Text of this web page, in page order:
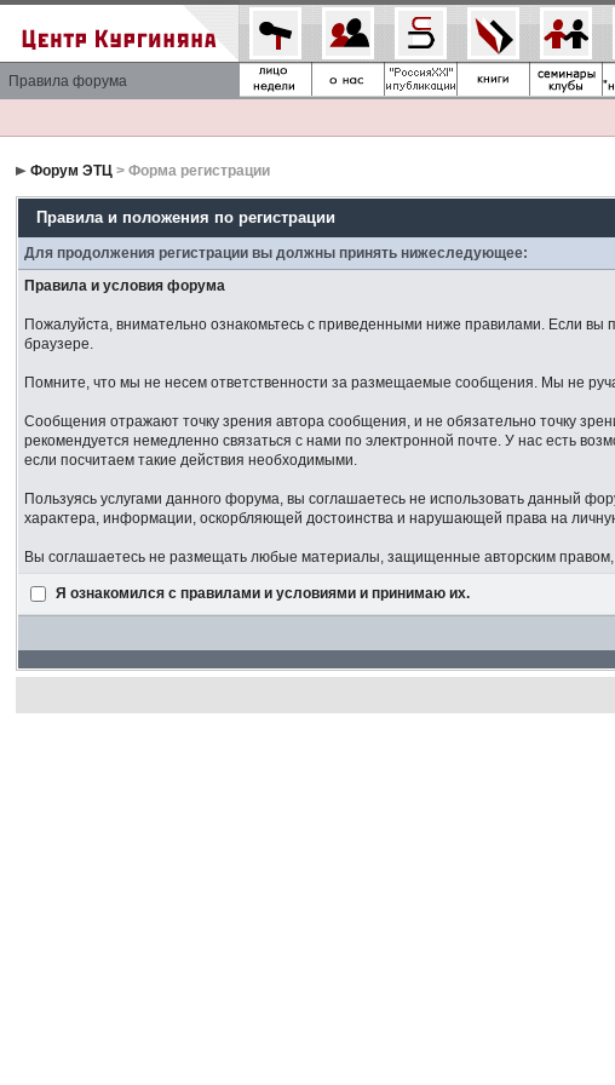
Правила форума
Форум ЭТЦ > Форма регистрации
Правила и положения по регистрации
Для продолжения регистрации вы должны принять нижеследующее:
Правила и условия форума
Пожалуйста, внимательно ознакомьтесь с приведенными ниже правилами. Если
браузере.
Помните, что мы не несем ответственности за размещаемые сообщения. Мы не
Сообщения отражают точку зрения автора сообщения, и не обязательно точку
рекомендуется немедленно связаться с нами по электронной почте. У нас есть
если посчитаем такие действия необходимыми.
Пользуясь услугами данного форума, вы соглашаетесь не использовать данный
характера, информации, оскорбляющей достоинства и нарушающей права на
Вы соглашаетесь не размещать любые материалы, защищенные авторским
Я ознакомился с правилами и условиями и принимаю их.